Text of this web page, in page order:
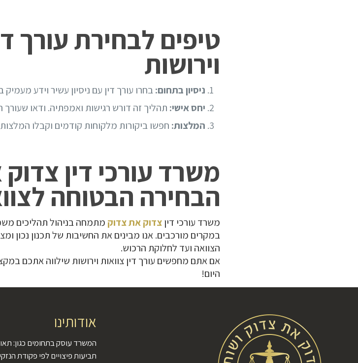
טיפים לבחירת עורך
וירושות
ניסיון בתחום:בחרו עורך דין עם ניסיון עשיר וידע מעמיק
יחס אישי: תהליך זה דורש רגישות ואמפתיה. ודאו
המלצות: חפשו ביקורות מלקוחות קודמים וקבלו
משרד עורכי דין
הבחירה הבטוחה
משרד עורכי דיןצדוק את צדוק מתמחה בניהול תהליכים
במקרים מורכבים. אנו מבינים את החשיבות של תכנון נכון
הצוואה ועד לחלוקת הרכוש.
אם אתם מחפשים עורך דין צוואות וירושות שילווה אתכם
היום!
אודותינו
המשרד עוסק בתחומים כגון:
תביעות פיצויים לפי פקודת